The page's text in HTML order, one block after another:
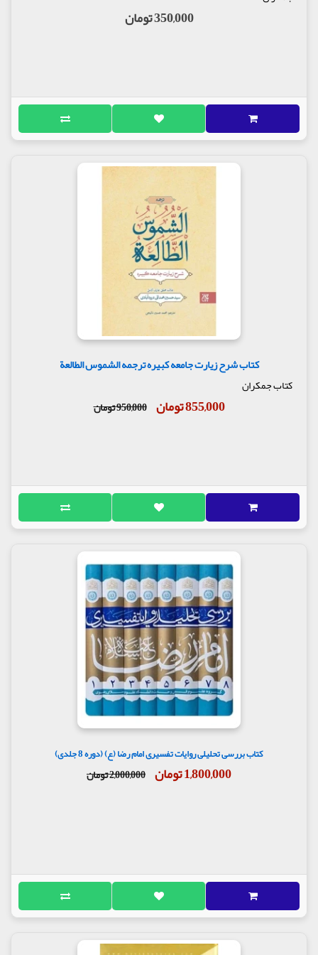
350,000 تومان
کتاب شرح زیارت جامعه کبیره ترجمه الشموس الطالعة
کتاب جمکران
855,000 تومان 950,000 تومان
کتاب بررسی تحلیلی روایات تفسیری امام رضا (ع) (دوره 8 جلدی)
1,800,000 تومان 2,000,000 تومان